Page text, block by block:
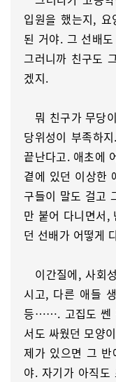
입원을 했는지,
된 거야. 그 선배
그러니까 친구도
겠지.
뭐 친구가 무당
당위성이 부족하
끝난다고. 애초에
곁에 있던 이상한
구들이 말도 걸고
만 붙어 다니면서,
던 선배가 어떻게
이간질에, 사회
시고, 다른 애들
등……. 고집도 쎈
서도 싸웠던 모양
제가 있으면 그
야. 자기가 아직도